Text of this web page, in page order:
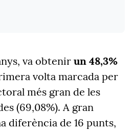
va obtenir un 48,3%
volta marcada per
més gran de les
(69,08%). A gran
diferència de 16 punts,